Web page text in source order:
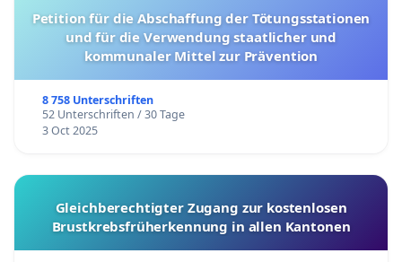
Petition für die Abschaffung der Tötungsstationen
und für die Verwendung staatlicher und
kommunaler Mittel zur Prävention
8 758 Unterschriften
52 Unterschriften / 30 Tage
3 Oct 2025
Gleichberechtigter Zugang zur kostenlosen
Brustkrebsfrüherkennung in allen Kantonen